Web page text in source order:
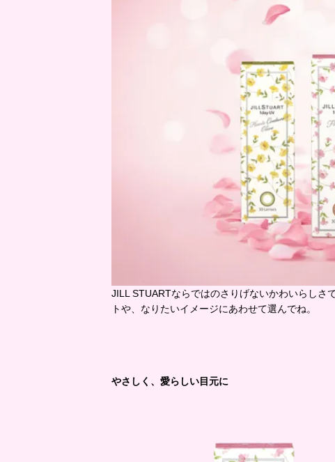
JILL STUARTならではのさりげないかわいらしさ
トや、なりたいイメージにあわせて選んでね。
やさしく、愛らしい目元に